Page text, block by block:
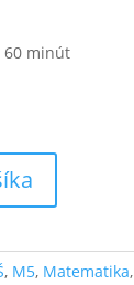
60 minút
, M5, Matematika,